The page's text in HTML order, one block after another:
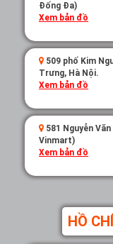
Đống Đa)
Xem bản đồ
509 phố Kim
Trưng, Hà Nội.
Xem bản đồ
581 Nguyễn
Vinmart)
Xem bản đồ
HỒ